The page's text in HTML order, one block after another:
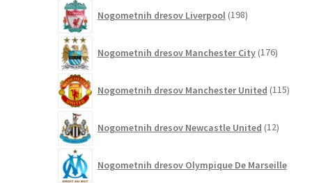
Nogometnih dresov Liverpool 198izdelkov
Nogometnih dresov Manchester City 176izdelkov
Nogometnih dresov Manchester United 115
Nogometnih dresov Newcastle United 12izdelkov
Nogometnih dresov Olympique De Marseille